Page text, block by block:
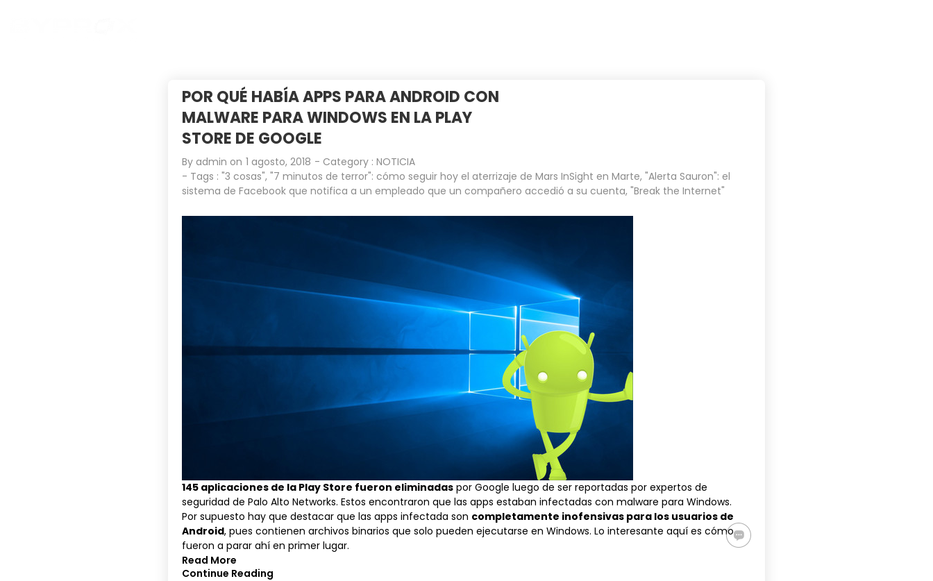
POR QUÉ HABÍA APPS PARA ANDROID CON
MALWARE PARA WINDOWS EN LA PLAY
STORE DE GOOGLE
By admin on 1 agosto, 2018 - Category : NOTICIA
- Tags : "3 cosas", "7 minutos de terror": cómo seguir hoy el aterrizaje de Mars InSight en Marte, "Alerta Sauron": el
sistema de Facebook que notifica a un empleado que un compañero accedió a su cuenta, "Break the Internet"
145 aplicaciones de la Play Store fueron eliminadaspor Google luego de ser reportadas por expertos de
seguridad de Palo Alto Networks. Estos encontraron que las apps estaban infectadas con malware para Windows.
Por supuesto hay que destacar que las apps infectada son completamente inofensivas para los usuarios de
Android, pues contienen archivos binarios que solo pueden ejecutarse en Windows. Lo interesante aquí es cómo
fueron a parar ahí en primer lugar.
Read More
Continue Reading